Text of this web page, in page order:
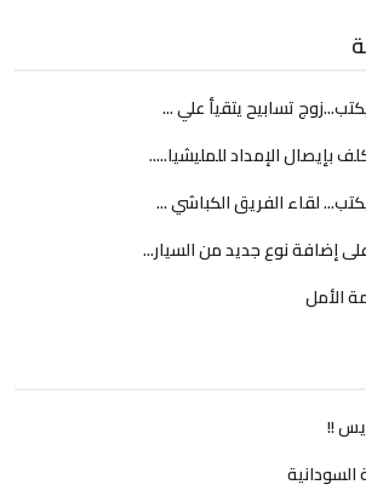
تسابيح يتقيأ علي ...
بإيصال الإمداد للمليشيا.....
لقاء الفريق الكباشي ...
إضافة نوع جديد من السيار...
الأمل
!!